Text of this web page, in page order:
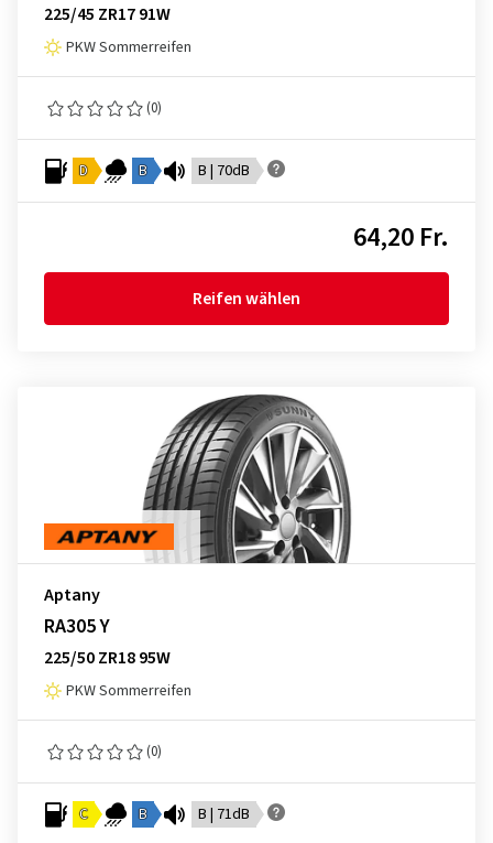
225/45 ZR17 91W
PKW Sommerreifen
(0)
D B B | 70dB
64,20 Fr.
Reifen wählen
Aptany
RA305 Y
225/50 ZR18 95W
PKW Sommerreifen
(0)
C B B | 71dB